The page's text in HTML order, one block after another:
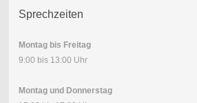
Sprechzeiten
Montag bis Freitag
9:00 bis 13:00 Uhr
Montag und Donnerstag